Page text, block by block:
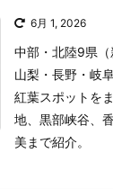
6月 1, 2026
中部・北陸9県（
山梨・長野・岐
紅葉スポットを
地、黒部峡谷、
美まで紹介。